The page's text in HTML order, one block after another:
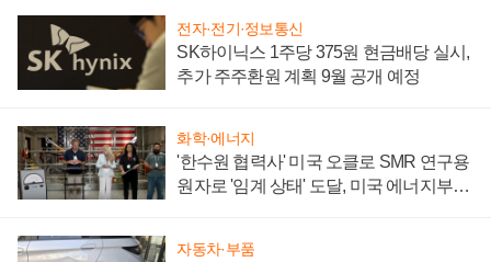
전자·전기·정보통신
SK하이닉스 1주당 375원 현금배당 실시,
추가 주주환원 계획 9월 공개 예정
화학·에너지
'한수원 협력사' 미국 오클로 SMR 연구용
원자로 '임계 상태' 도달, 미국 에너지부
자동차·부품